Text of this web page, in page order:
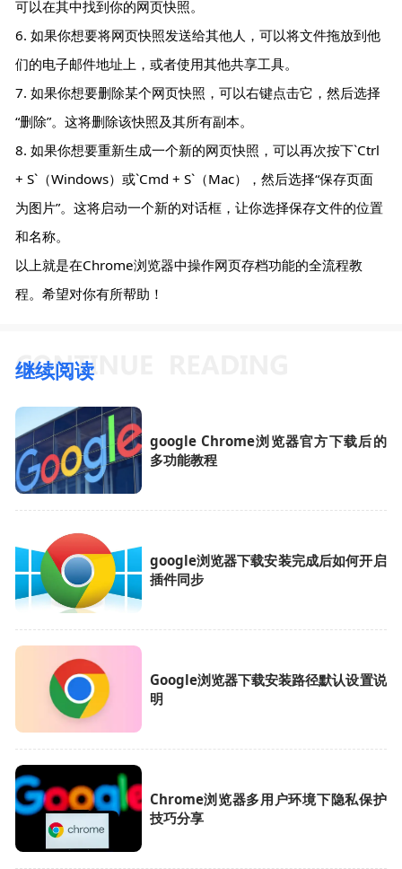
可以在其中找到你的网页快照。
6. 如果你想要将网页快照发送给其他人，可以将文件拖放到他
们的电子邮件地址上，或者使用其他共享工具。
7. 如果你想要删除某个网页快照，可以右键点击它，然后选择
“删除”。这将删除该快照及其所有副本。
8. 如果你想要重新生成一个新的网页快照，可以再次按下`Ctrl
+ S`（Windows）或`Cmd + S`（Mac），然后选择“保存页面
为图片”。这将启动一个新的对话框，让你选择保存文件的位置
和名称。
以上就是在Chrome浏览器中操作网页存档功能的全流程教
程。希望对你有所帮助！
继续阅读
google Chrome浏览器官方下载后的
多功能教程
google浏览器下载安装完成后如何开启
插件同步
Google浏览器下载安装路径默认设置说
明
Chrome浏览器多用户环境下隐私保护
技巧分享